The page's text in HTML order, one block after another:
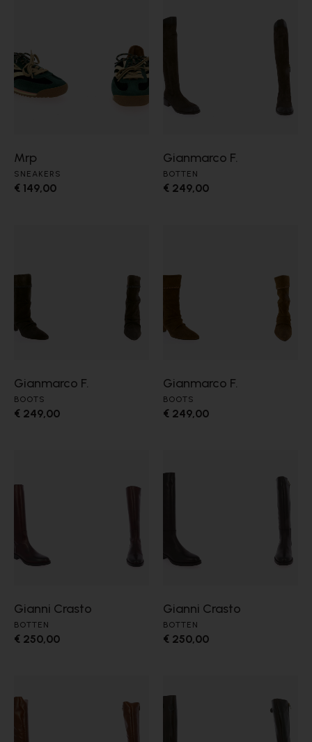
Mrp
SNEAKERS
€ 149,00
Gianmarco F.
BOTTEN
€ 249,00
Gianmarco F.
BOOTS
€ 249,00
Gianmarco F.
BOOTS
€ 249,00
Gianni Crasto
BOTTEN
€ 250,00
Gianni Crasto
BOTTEN
€ 250,00